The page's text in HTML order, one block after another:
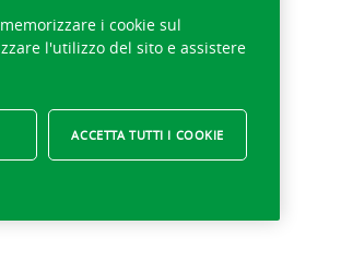
i cookie sul
l'utilizzo del sito e assistere
ACCETTA TUTTI I COOKIE